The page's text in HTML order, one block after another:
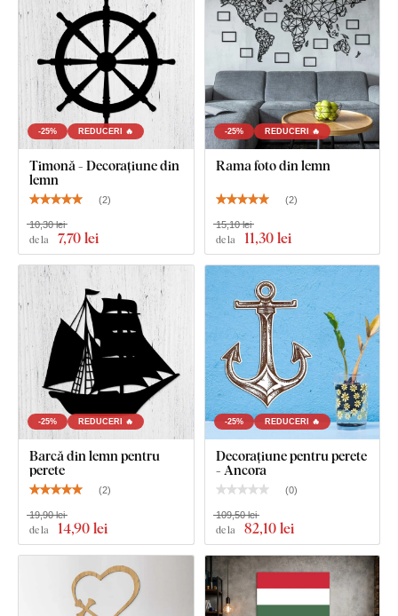
Ce este inclus în pachet?
1 buc Ancoră din lemn pentru perete
-25% REDUCERI 🔥
Timonă - Decorațiune din
lemn
(2)
de la 7,70 lei
10,30 lei
-25% REDUCERI 🔥
Rama foto din lemn
(2)
de la 11,30 lei
15,10 lei
-25% REDUCERI 🔥
Barcă din lemn pentru
perete
(2)
de la 14,90 lei
19,90 lei
-25% REDUCERI 🔥
Decorațiune pentru perete
- Ancora
(0)
de la 82,10 lei
109,50 lei